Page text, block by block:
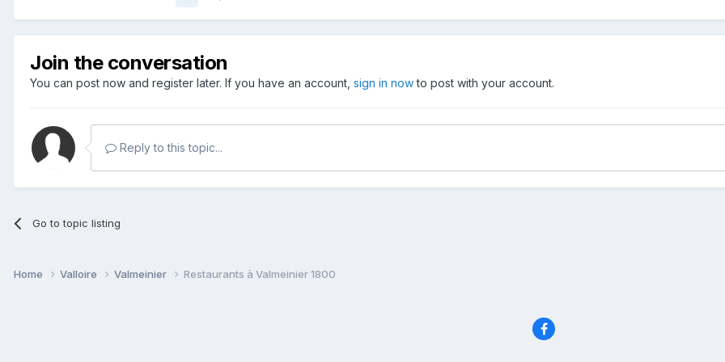
Join the conversation
You can post now and register later. If you have an account, sign in nowto post with your account.
Reply to this topic...
Go to topic listing
Home Valloire Valmeinier Restaurants à Valmeinier 1800